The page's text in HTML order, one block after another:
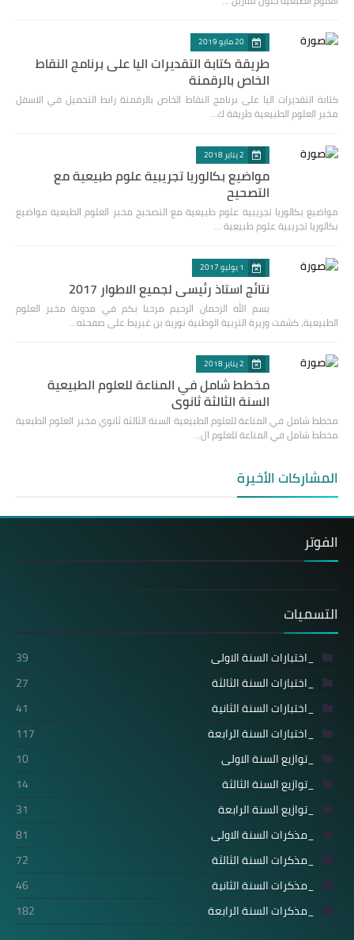
20 مايو 2019
طريقة كتابة التقديرات اليا على برنامج النقاط
الخاص بالرقمنة
كتابة التقديرات اليا على برنامج النقاط الخاص بالرقمنة رابط التحميل في الاسفل
مخبر العلوم الطبيعية طريقة ك…
2 يناير 2018
مواضيع بكالوريا تجريبية علوم طبيعية مع
التصحيح
مواضيع بكالوريا تجريبية علوم طبيعية مع التصحيح مخبر العلوم الطبعية مواضيع
بكالوريا تجريبية علوم طبيعية …
1 يوليو 2017
نتائج استاذ رئيسي لجميع الاطوار 2017
بسم الله الرحمان الرحيم مرحبا بكم في مدونة مخبر العلوم
الطبيعية، كشفت وزيرة التربية الوطنية نورية بن غبريط على صفحته…
2 يناير 2018
مخطط شامل في المناعة للعلوم الطبيعية
السنة الثالثة ثانوي
مخطط شامل في المناعة للعلوم الطبيعية السنة الثالثة ثانوي مخبر العلوم الطبعية
مخطط شامل في المناعة للعلوم ال…
المشاركات الأخيرة
الفوتر
التسميات
_اختبارات السنة الاولى
39
_اختبارات السنة الثالثة
27
_اختبارات السنة الثانية
41
_اختبارات السنة الرابعة
117
_توازيع السنة الاولى
10
_توازيع السنة الثالثة
14
_توازيع السنة الرابعة
31
_مذكرات السنة الاولى
81
_مذكرات السنة الثالثة
72
_مذكرات السنة الثانية
46
_مذكرات السنة الرابعة
182